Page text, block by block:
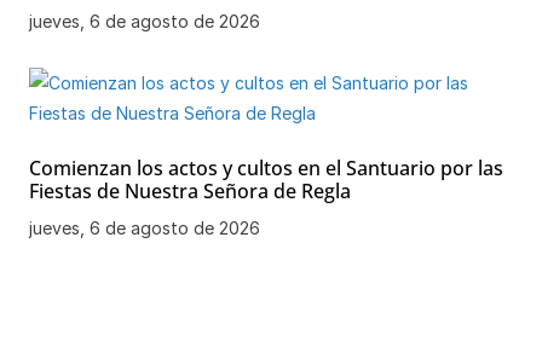
jueves, 6 de agosto de 2026
Comienzan los actos y cultos en el Santuario por las
Fiestas de Nuestra Señora de Regla
jueves, 6 de agosto de 2026